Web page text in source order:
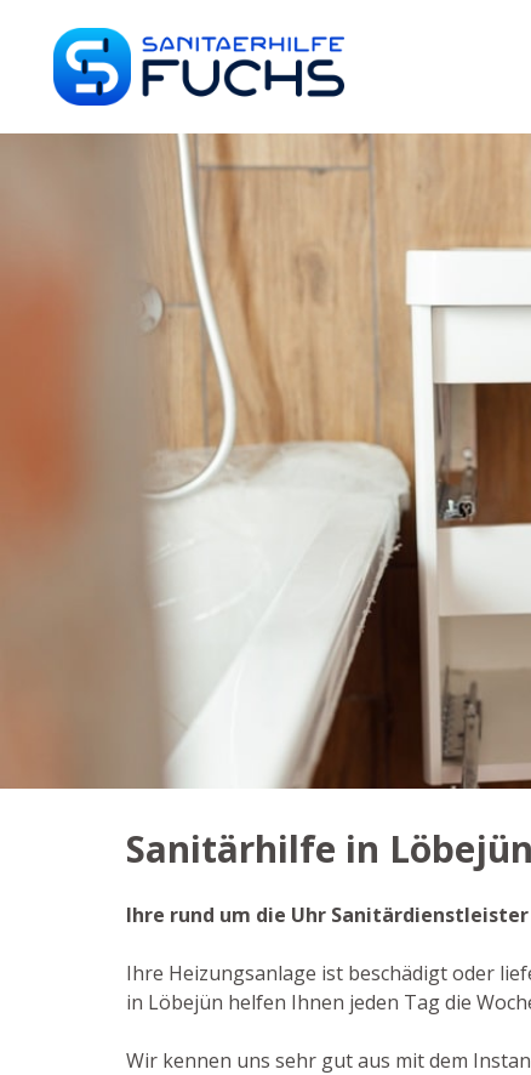
Sanitärhilfe in Löbejün
Ihre rund um die Uhr
Ihre Heizungsanlage ist beschädigt oder
in Löbejün helfen Ihnen jeden Tag die
Wir kennen uns sehr gut aus mit dem